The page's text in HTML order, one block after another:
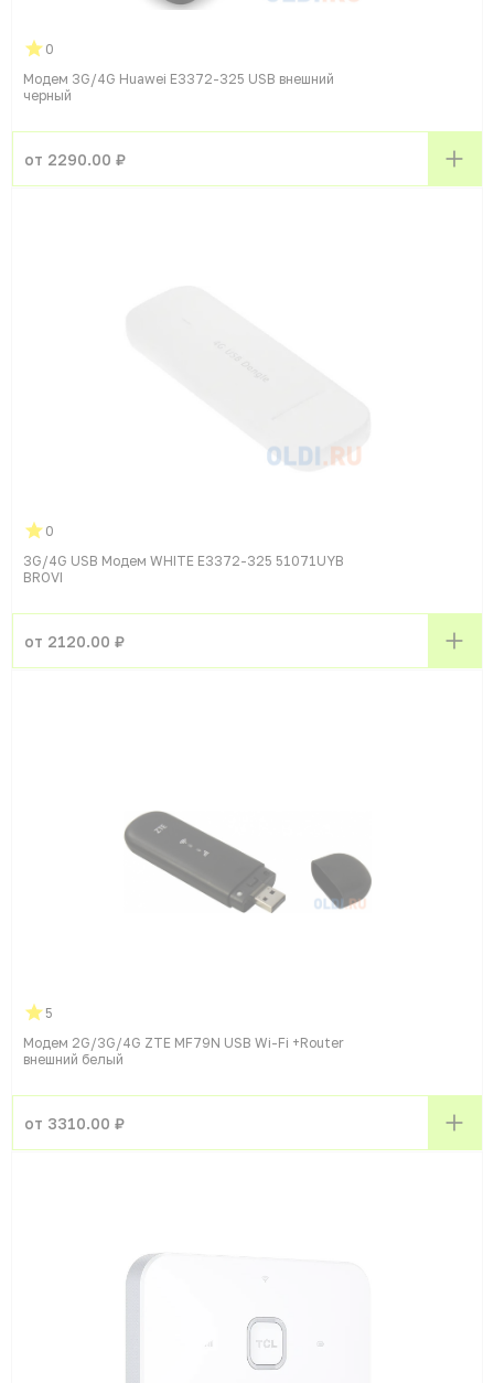
0
Модем 3G/4G Huawei E3372-325 USB внешний
черный
от 2290.00 ₽
0
3G/4G USB Модем WHITE E3372-325 51071UYB
BROVI
от 2120.00 ₽
5
Модем 2G/3G/4G ZTE MF79N USB Wi-Fi +Router
внешний белый
от 3310.00 ₽